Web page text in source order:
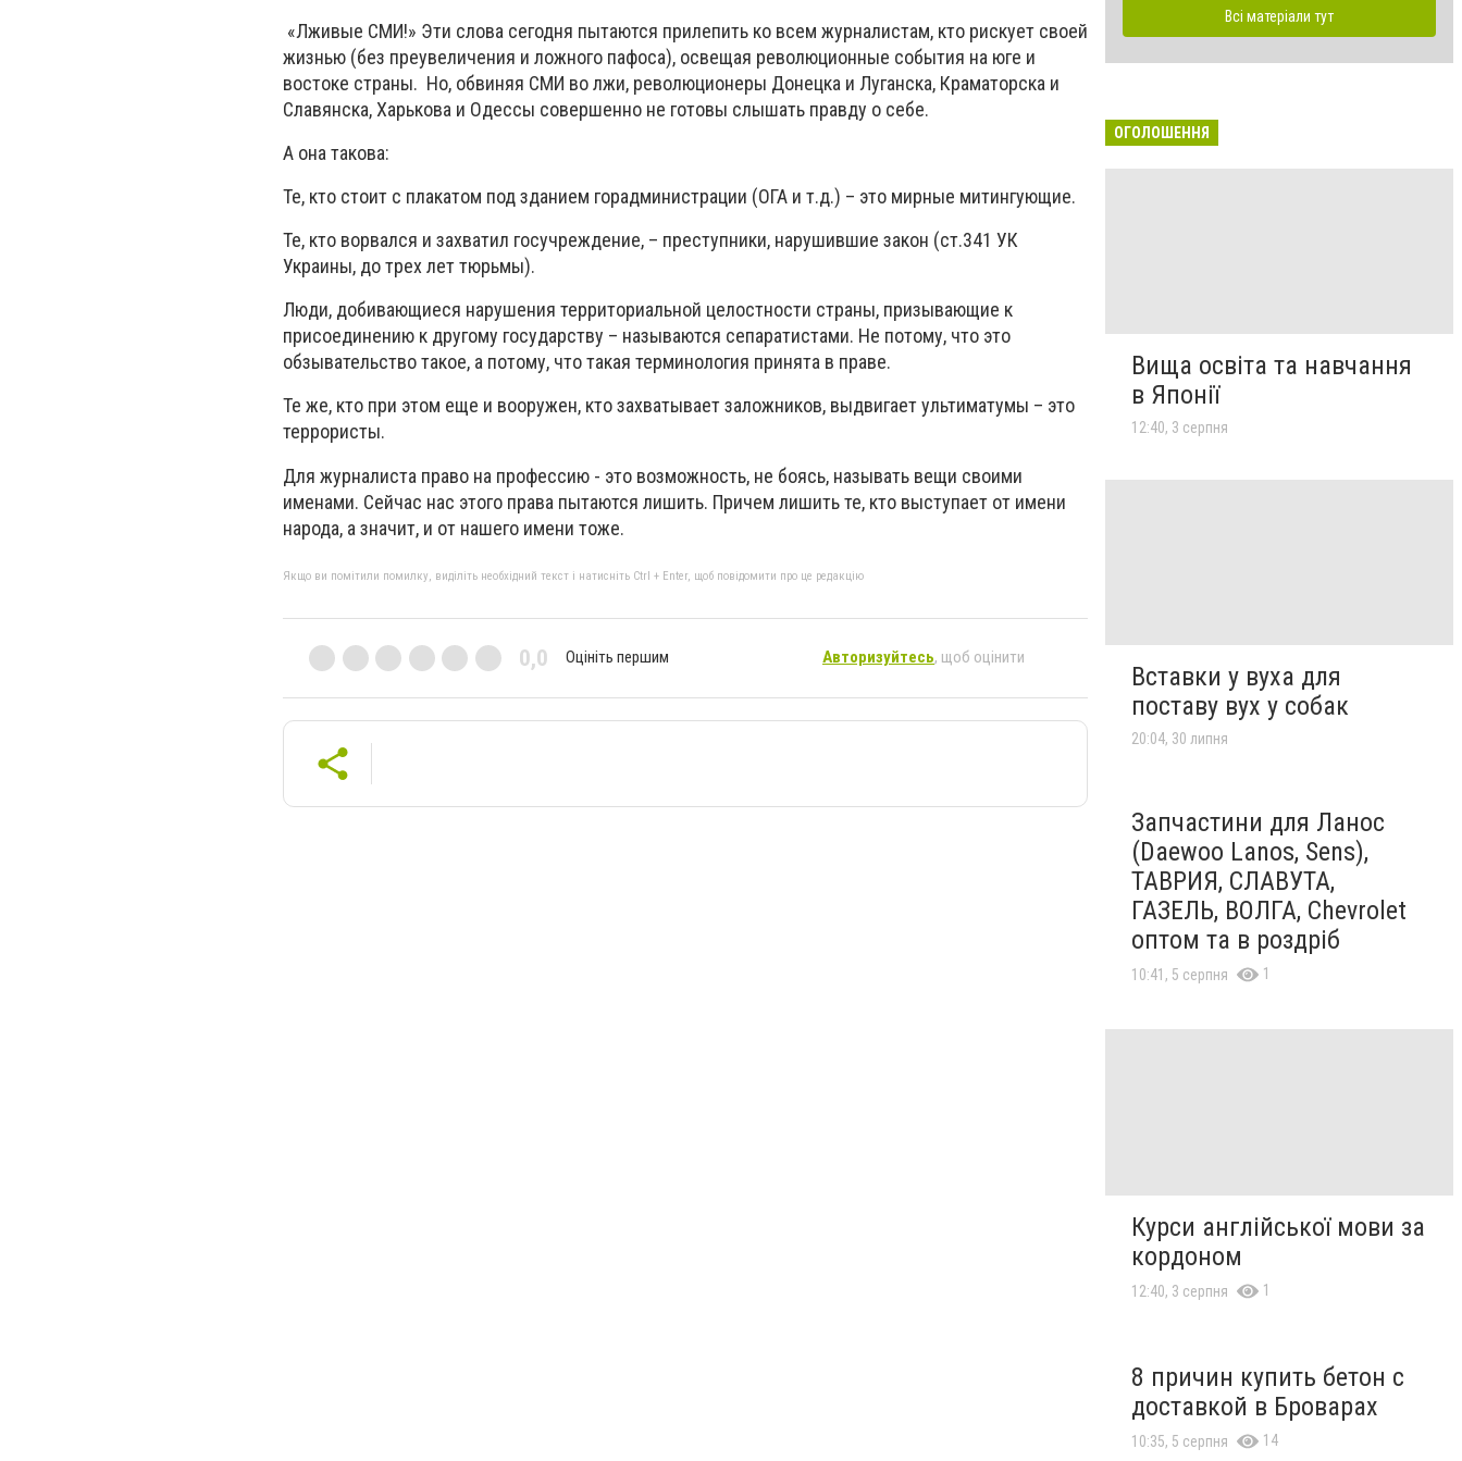
«Лживые СМИ!» Эти слова сегодня пытаются прилепить ко всем журналистам, кто рискует своей
жизнью (без преувеличения и ложного пафоса), освещая революционные события на юге и
востоке страны. Но, обвиняя СМИ во лжи, революционеры Донецка и Луганска, Краматорска и
Славянска, Харькова и Одессы совершенно не готовы слышать правду о себе.
А она такова:
Те, кто стоит с плакатом под зданием горадминистрации (ОГА и т.д.) – это мирные митингующие.
Те, кто ворвался и захватил госучреждение, – преступники, нарушившие закон (ст.341 УК
Украины, до трех лет тюрьмы).
Люди, добивающиеся нарушения территориальной целостности страны, призывающие к
присоединению к другому государству – называются сепаратистами. Не потому, что это
обзывательство такое, а потому, что такая терминология принята в праве.
Те же, кто при этом еще и вооружен, кто захватывает заложников, выдвигает ультиматумы – это
террористы.
Для журналиста право на профессию - это возможность, не боясь, называть вещи своими
именами. Сейчас нас этого права пытаются лишить. Причем лишить те, кто выступает от имени
народа, а значит, и от нашего имени тоже.
Якщо ви помітили помилку, виділіть необхідний текст і натисніть Ctrl + Enter, щоб повідомити про це редакцію
0,0 Оцініть першим Авторизуйтесь, щоб оцінити
Всі матеріали тут
ОГОЛОШЕННЯ
Вища освіта та навчання
в Японії
12:40, 3 серпня
Вставки у вуха для
поставу вух у собак
20:04, 30 липня
Запчастини для Ланос
(Daewoo Lanos, Sens),
ТАВРИЯ, СЛАВУТА,
ГАЗЕЛЬ, ВОЛГА, Chevrolet
оптом та в роздріб
10:41, 5 серпня 1
Курси англійської мови за
кордоном
12:40, 3 серпня 1
8 причин купить бетон с
доставкой в Броварах
10:35, 5 серпня 14